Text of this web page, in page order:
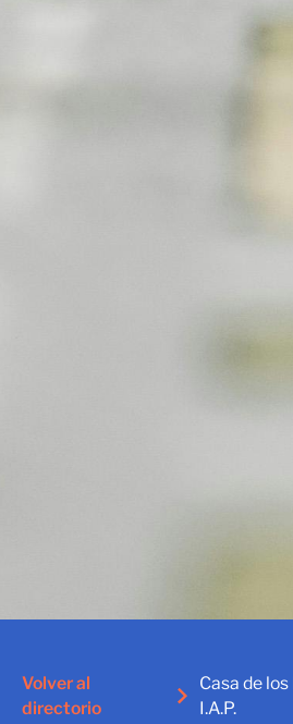
Volver al
directorio
Casa de
I.A.P.